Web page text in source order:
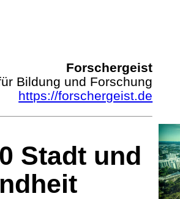
Forschergeist
Bildung und Forschung
https://forschergeist.de
Stadt und